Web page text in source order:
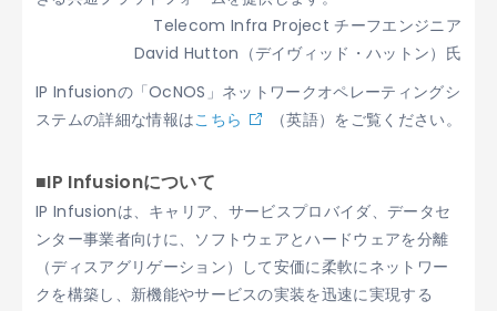
Telecom Infra Project チーフエンジニア
David Hutton（デイヴィッド・ハットン）氏
IP Infusionの「OcNOS」ネットワークオペレーティングシ
ステムの詳細な情報はこちら （英語）をご覧ください。
■IP Infusionについて
IP Infusionは、キャリア、サービスプロバイダ、データセ
ンター事業者向けに、ソフトウェアとハードウェアを分離
（ディスアグリゲーション）して安価に柔軟にネットワー
クを構築し、新機能やサービスの実装を迅速に実現する